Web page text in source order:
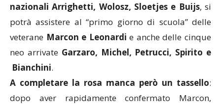
nazionali Arrighetti, Wolosz, Sloetjes e Buijs, si
potrà assistere al “primo giorno di scuola” delle
veterane Marcon e Leonardi e anche delle cinque
neo arrivate Garzaro, Michel, Petrucci, Spirito e
Bianchini.
A completare la rosa manca però un tassello:
dopo aver rapidamente confermato Marcon,